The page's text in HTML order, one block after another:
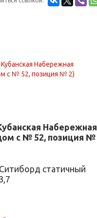
Набережная
с № 52, позиция №
Ситиборд статичный